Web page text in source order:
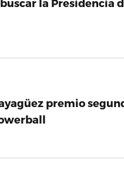
la Presidencia
premio